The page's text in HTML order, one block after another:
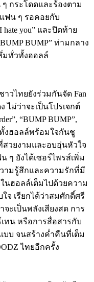
กระโดดและร้องตาม
แฟน ๆ รอคอยกับ
hate you” และปิดท้าย
BUMP” ท่ามกลาง
มทั่วทั้งฮอลล์
วไทยยังร่วมกันจัด Fan
ไม่ว่าจะเป็นโปรเจกต์
“BUMP BUMP”,
ทั้งฮอลล์พร้อมใจกันชู
สวยงามและอบอุ่นหัวใจ
ๆ ยังได้เซอร์ไพรส์เพิ่ม
วามรู้สึกและความรักที่มี
นฮอลล์เต็มไปด้วยความ
จ เรียกได้ว่าสมศักดิ์ศรี
จะเป็นพลังเสียงสด การ
เทน หรือการสื่อสารกับ
บบ จนสร้างค่ำคืนที่เต็ม
ไทยอีกครั้ง